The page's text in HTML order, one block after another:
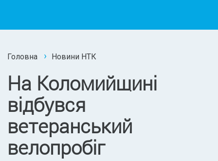
Головна Новини НТК
На Коломийщині
відбувся
ветеранський
велопробіг